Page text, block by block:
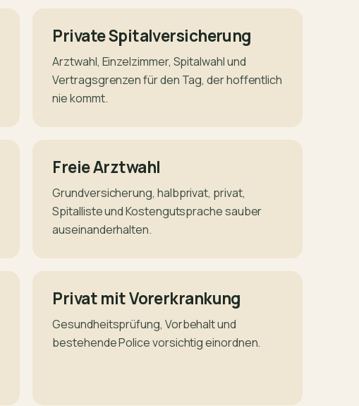
Private Spitalversicherung
Arztwahl, Einzelzimmer, Spitalwahl und
Vertragsgrenzen für den Tag, der hoffentlich
nie kommt.
Freie Arztwahl
Grundversicherung, halbprivat, privat,
Spitalliste und Kostengutsprache sauber
auseinanderhalten.
Privat mit Vorerkrankung
Gesundheitsprüfung, Vorbehalt und
bestehende Police vorsichtig einordnen.